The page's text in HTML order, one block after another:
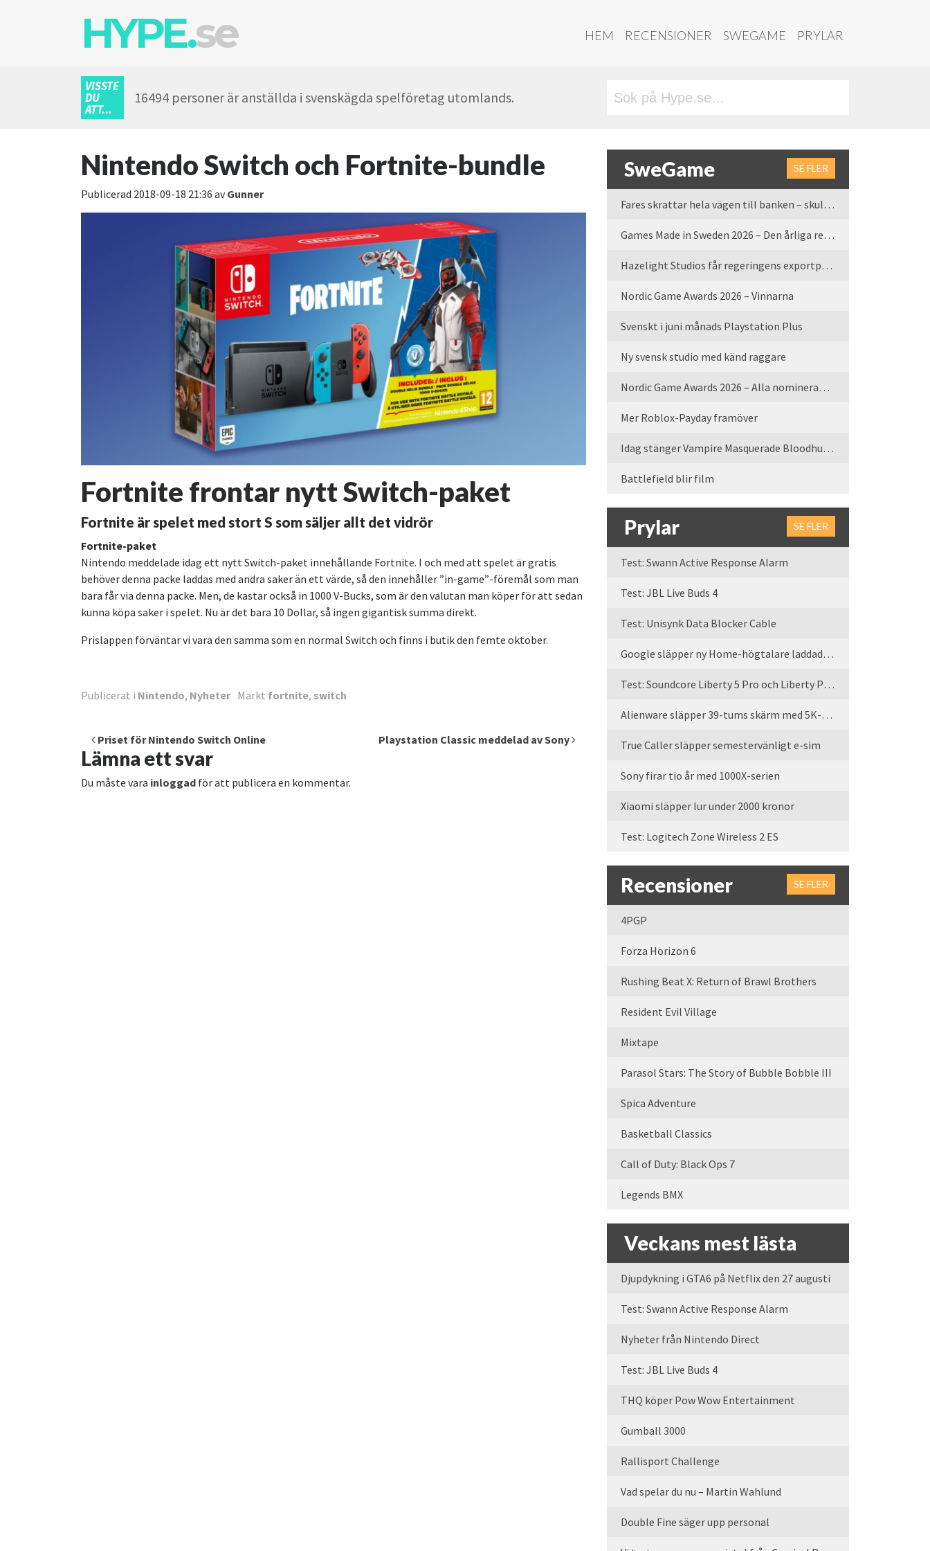
HYPE.se HEM RECENSIONER SWEGAME PRYLAR
VISSTE
DU
ATT...
16494 personer är anställda i svenskägda spelföretag utomlands.
Nintendo Switch och Fortnite-bundle
Publicerad 2018-09-18 21:36 avGunner
Fortnite frontar nytt Switch-paket
Fortnite är spelet med stort S som säljer allt det vidrör
Fortnite-paket
Nintendo meddelade idag ett nytt Switch-paket innehållande Fortnite. I och med att spelet är gratis
behöver denna packe laddas med andra saker än ett värde, så den innehåller ”in-game”-föremål som man
bara får via denna packe. Men, de kastar också in 1000 V-Bucks, som är den valutan man köper för att sedan
kunna köpa saker i spelet. Nu är det bara 10 Dollar, så ingen gigantisk summa direkt.
Prislappen förväntar vi vara den samma som en normal Switch och finns i butik den femte oktober.
Publicerat i Nintendo, Nyheter Märkt fortnite, switch
Inläggsnavigering
Priset för Nintendo Switch Online Playstation Classic meddelad av Sony
Lämna ett svar
Du måste vara inloggad för att publicera en kommentar.
SweGame SE FLER
Fares skrattar hela vägen till banken – skulle vi tro
Games Made in Sweden 2026 – Den årliga rean är tillbaka
Hazelight Studios får regeringens exportpris 2025
Nordic Game Awards 2026 – Vinnarna
Svenskt i juni månads Playstation Plus
Ny svensk studio med känd raggare
Nordic Game Awards 2026 – Alla nominerade spel
Mer Roblox-Payday framöver
Idag stänger Vampire Masquerade Bloodhunt servrarna
Battlefield blir film
Prylar SE FLER
Test: Swann Active Response Alarm
Test: JBL Live Buds 4
Test: Unisynk Data Blocker Cable
Google släpper ny Home-högtalare laddad med Gemini
Test: Soundcore Liberty 5 Pro och Liberty Pro Max
Alienware släpper 39-tums skärm med 5K-upplösning
True Caller släpper semestervänligt e-sim
Sony firar tio år med 1000X-serien
Xiaomi släpper lur under 2000 kronor
Test: Logitech Zone Wireless 2 ES
Recensioner SE FLER
4PGP
Forza Horizon 6
Rushing Beat X: Return of Brawl Brothers
Resident Evil Village
Mixtape
Parasol Stars: The Story of Bubble Bobble III
Spica Adventure
Basketball Classics
Call of Duty: Black Ops 7
Legends BMX
Veckans mest lästa
Djupdykning i GTA6 på Netflix den 27 augusti
Test: Swann Active Response Alarm
Nyheter från Nintendo Direct
Test: JBL Live Buds 4
THQ köper Pow Wow Entertainment
Gumball 3000
Rallisport Challenge
Vad spelar du nu – Martin Wahlund
Double Fine säger upp personal